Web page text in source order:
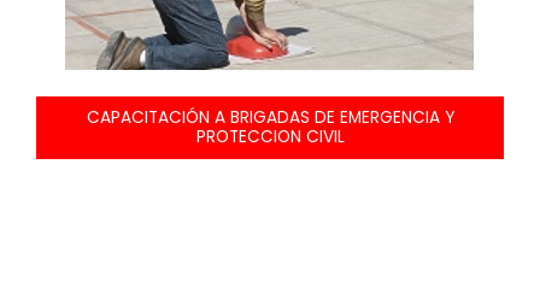
CAPACITACIÓN A BRIGADAS DE EMERGENCIA Y
PROTECCION CIVIL